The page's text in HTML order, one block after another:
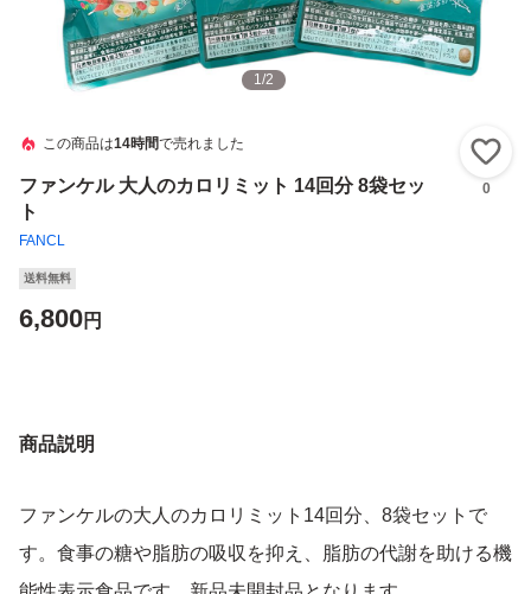
1/2
この商品は14時間で売れました
ファンケル 大人のカロリミット 14回分 8袋セッ
ト
FANCL
0
送料無料
6,800円
商品説明
ファンケルの大人のカロリミット14回分、8袋セットで
す。食事の糖や脂肪の吸収を抑え、脂肪の代謝を助ける機